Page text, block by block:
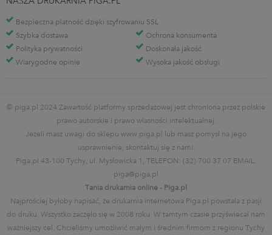
Bezpieczna płatność dzięki szyfrowaniu SSL
Szybka dostawa
Ochrona konsumenta
Polityka prywatności
Doskonała jakość
Wiarygodne opinie
Wysoka jakość obsługi
© piga.pl 2024 Zawartość platformy sprzedażowej jest chroniona przez polskie
prawo autorskie i prawo własności intelektualnej.
Jeżeli masz uwagi do sklepu www.piga.pl lub masz pomysł na jego
usprawnienie, skontaktuj się z nami.
Piga.pl 43-100 Tychy, ul. Mysłowicka 1, TELEFON: (32) 700 37 07 EMAIL:
piga@piga.pl
Tania drukarnia online - Piga.pl
Najprościej byłoby napisać, że drukarnia internetowa Piga.pl powstała z pasji
do druku. Wszystko zaczęło się w 2008 roku. W tamtym czasie przyświecał nam
ważniejszy cel. Chcieliśmy umożliwić małym i średnim firmom z regionu Tychy